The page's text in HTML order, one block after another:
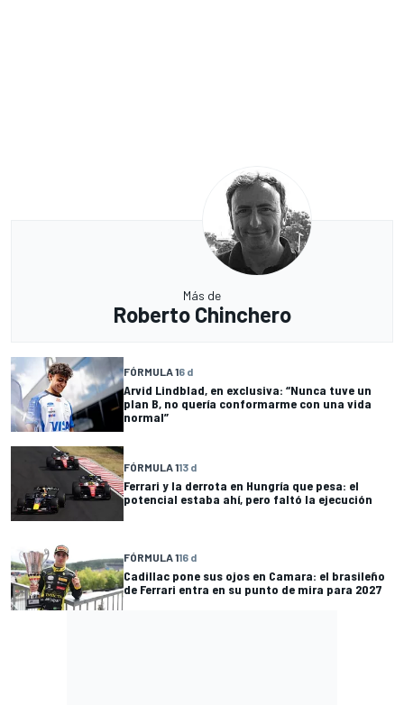
Más de
Roberto Chinchero
FÓRMULA 16 d
Arvid Lindblad, en exclusiva: “Nunca tuve un
plan B, no quería conformarme con una vida
normal”
FÓRMULA 113 d
Ferrari y la derrota en Hungría que pesa: el
potencial estaba ahí, pero faltó la ejecución
FÓRMULA 116 d
Cadillac pone sus ojos en Camara: el brasileño
de Ferrari entra en su punto de mira para 2027